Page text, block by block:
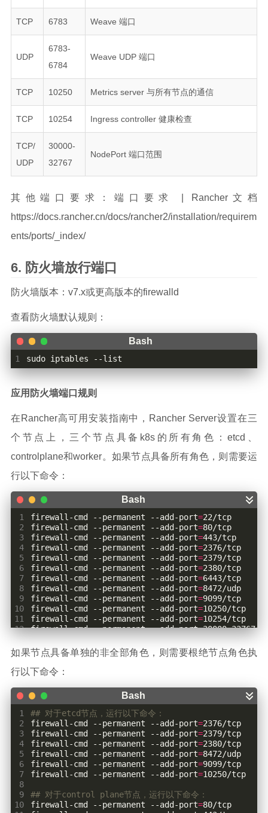
TCP 6783 Weave 端口
UDP
6783-
6784
Weave UDP 端口
TCP 10250 Metrics server 与所有节点的通信
TCP 10254 Ingress controller 健康检查
TCP/
UDP
30000-
32767
NodePort 端口范围
其他端口要求：端口要求 | Rancher文档
https://docs.rancher.cn/docs/rancher2/installation/requirem
ents/ports/_index/
防火墙放行端口
防火墙版本：v7.x或更高版本的firewalld
查看防火墙默认规则：
1 sudo iptables --list
应用防火墙端口规则
在Rancher高可用安装指南中，Rancher Server设置在三
个节点上，三个节点具备k8s的所有角色：etcd、
controlplane和worker。如果节点具备所有角色，则需要运
行以下命令：
1
2
3
4
5
6
7
8
9
10
11
12
firewall-cmd --permanent --add-port=
firewall-cmd --permanent --add-port=
firewall-cmd --permanent --add-port=
firewall-cmd --permanent --add-port=
firewall-cmd --permanent --add-port=
firewall-cmd --permanent --add-port=
firewall-cmd --permanent --add-port=
firewall-cmd --permanent --add-port=
firewall-cmd --permanent --add-port=
firewall-cmd --permanent --add-port=
firewall-cmd --permanent --add-port=
firewall-cmd --permanent --add-port=
如果节点具备单独的非全部角色，则需要根绝节点角色执
行以下命令：
1
2
3
4
5
6
7
8
9
10
## 对于etcd节点，运行以下命令：
firewall-cmd --permanent --add-port=
firewall-cmd --permanent --add-port=
firewall-cmd --permanent --add-port=
firewall-cmd --permanent --add-port=
firewall-cmd --permanent --add-port=
firewall-cmd --permanent --add-port=
## 对于control plane节点，运行以下命令：
firewall-cmd --permanent --add-port=